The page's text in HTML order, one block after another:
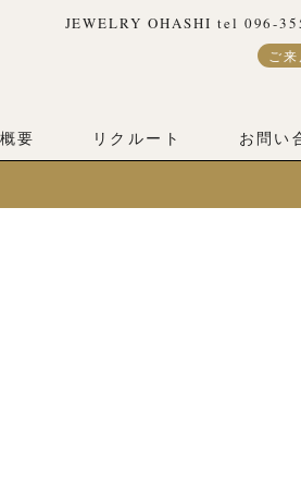
JEWELRY OHASHI tel 096-
ご
要 リクルート お問い